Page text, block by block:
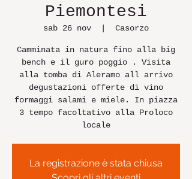
Piemontesi
sab 26 nov Casorzo
Camminata in natura fino alla big
bench e il guro poggio . Visita
alla tomba di Aleramo all arrivo
degustazioni offerte di vino
formaggi salami e miele. In piazza
3 tempo facoltativo alla Proloco
locale
La registrazione è stata chiusa